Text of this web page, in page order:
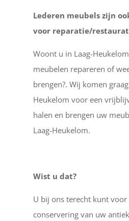
Lederen meubels zijn
voor reparatie/
Woont u in Laag-
meubelen repareren of
brengen?. Wij komen
Heukelom voor een
halen en brengen uw
Laag-Heukelom.
Wist u dat?
U bij ons terecht kunt voor
conservering van uw